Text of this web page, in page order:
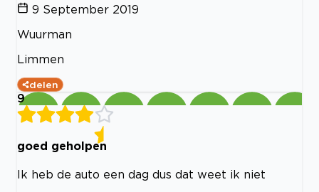
9 September 2019
Wuurman
Limmen
delen
9
goed geholpen
Ik heb de auto een dag dus dat weet ik niet